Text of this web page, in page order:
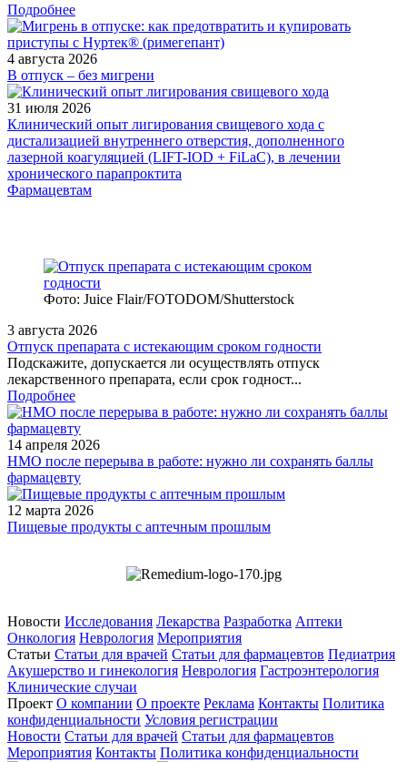
Подробнее
4 августа 2026
В отпуск – без мигрени
31 июля 2026
Клинический опыт лигирования свищевого хода с
дистализацией внутреннего отверстия, дополненного
лазерной коагуляцией (LIFT-IOD + FiLaC), в лечении
хронического парапроктита
Фармацевтам
Фото: Juice Flair/FOTODOM/Shutterstoсk
3 августа 2026
Отпуск препарата с истекающим сроком годности
Подскажите, допускается ли осуществлять отпуск
лекарственного препарата, если срок годност...
Подробнее
14 апреля 2026
НМО после перерыва в работе: нужно ли сохранять баллы
фармацевту
12 марта 2026
Пищевые продукты с аптечным прошлым
Новости Исследования Лекарства Разработка Аптеки
Онкология Неврология Мероприятия
Статьи Статьи для врачей Статьи для фармацевтов Педиатрия
Акушерство и гинекология Неврология Гастроэнтерология
Клинические случаи
Проект О компании О проекте Реклама Контакты Политика
конфиденциальности Условия регистрации
Новости Статьи для врачей Статьи для фармацевтов
Мероприятия Контакты Политика конфиденциальности